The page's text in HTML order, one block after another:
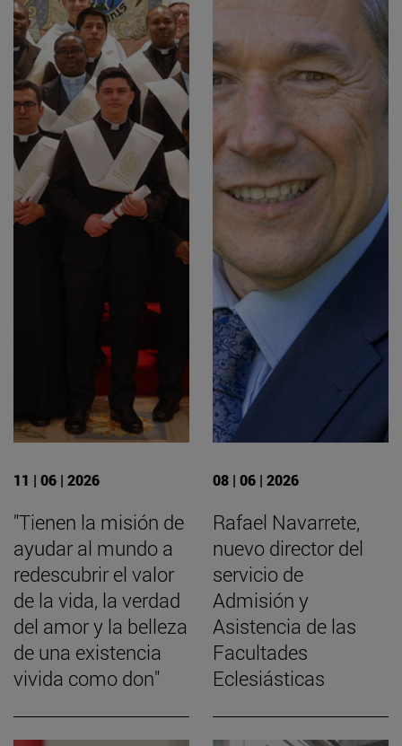
11 | 06 | 2026
"Tienen la misión de
ayudar al mundo a
redescubrir el valor
de la vida, la verdad
del amor y la belleza
de una existencia
vivida como don"
08 | 06 | 2026
Rafael Navarrete,
nuevo director del
servicio de
Admisión y
Asistencia de las
Facultades
Eclesiásticas